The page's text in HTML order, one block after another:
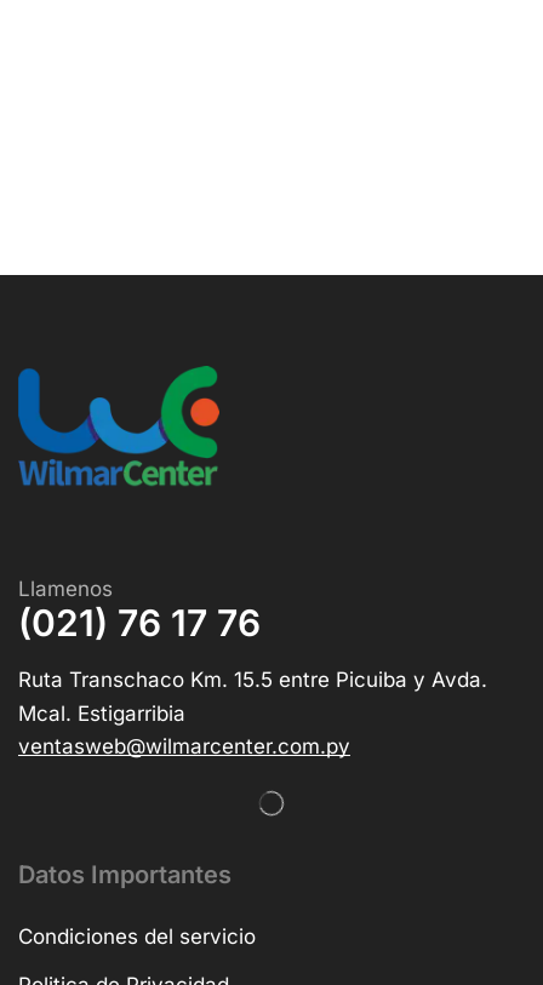
Llamenos
(021) 76 17 76
Ruta Transchaco Km. 15.5 entre Picuiba y Avda.
Mcal. Estigarribia
ventasweb@wilmarcenter.com.py
Datos Importantes
Condiciones del servicio